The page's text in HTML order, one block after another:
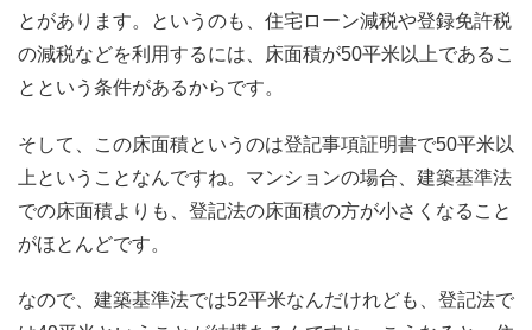
とがあります。というのも、住宅ローン減税や登録免許税
の減税などを利用するには、床面積が50平米以上であるこ
とという条件があるからです。
そして、この床面積というのは登記事項証明書で50平米以
上ということなんですね。マンションの場合、建築基準法
での床面積よりも、登記法の床面積の方が小さくなること
がほとんどです。
なので、建築基準法では52平米なんだけれども、登記法で